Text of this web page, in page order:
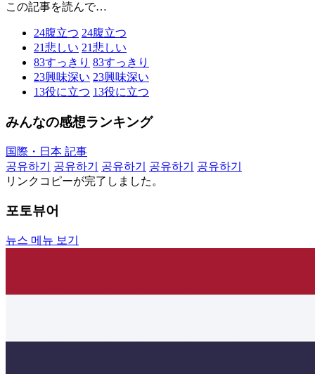
この記事を読んで…
24腹立つ 24腹立つ
21悲しい 21悲しい
83すっきり 83すっきり
23興味深い 23興味深い
13役に立つ 13役に立つ
みんなの感想ランキング
国際・日本 記事
공유하기
공유하기 공유하기 공유하기
공유하기
リンクコピーが完了しました。
포토뷰어
뉴스 메뉴 보기